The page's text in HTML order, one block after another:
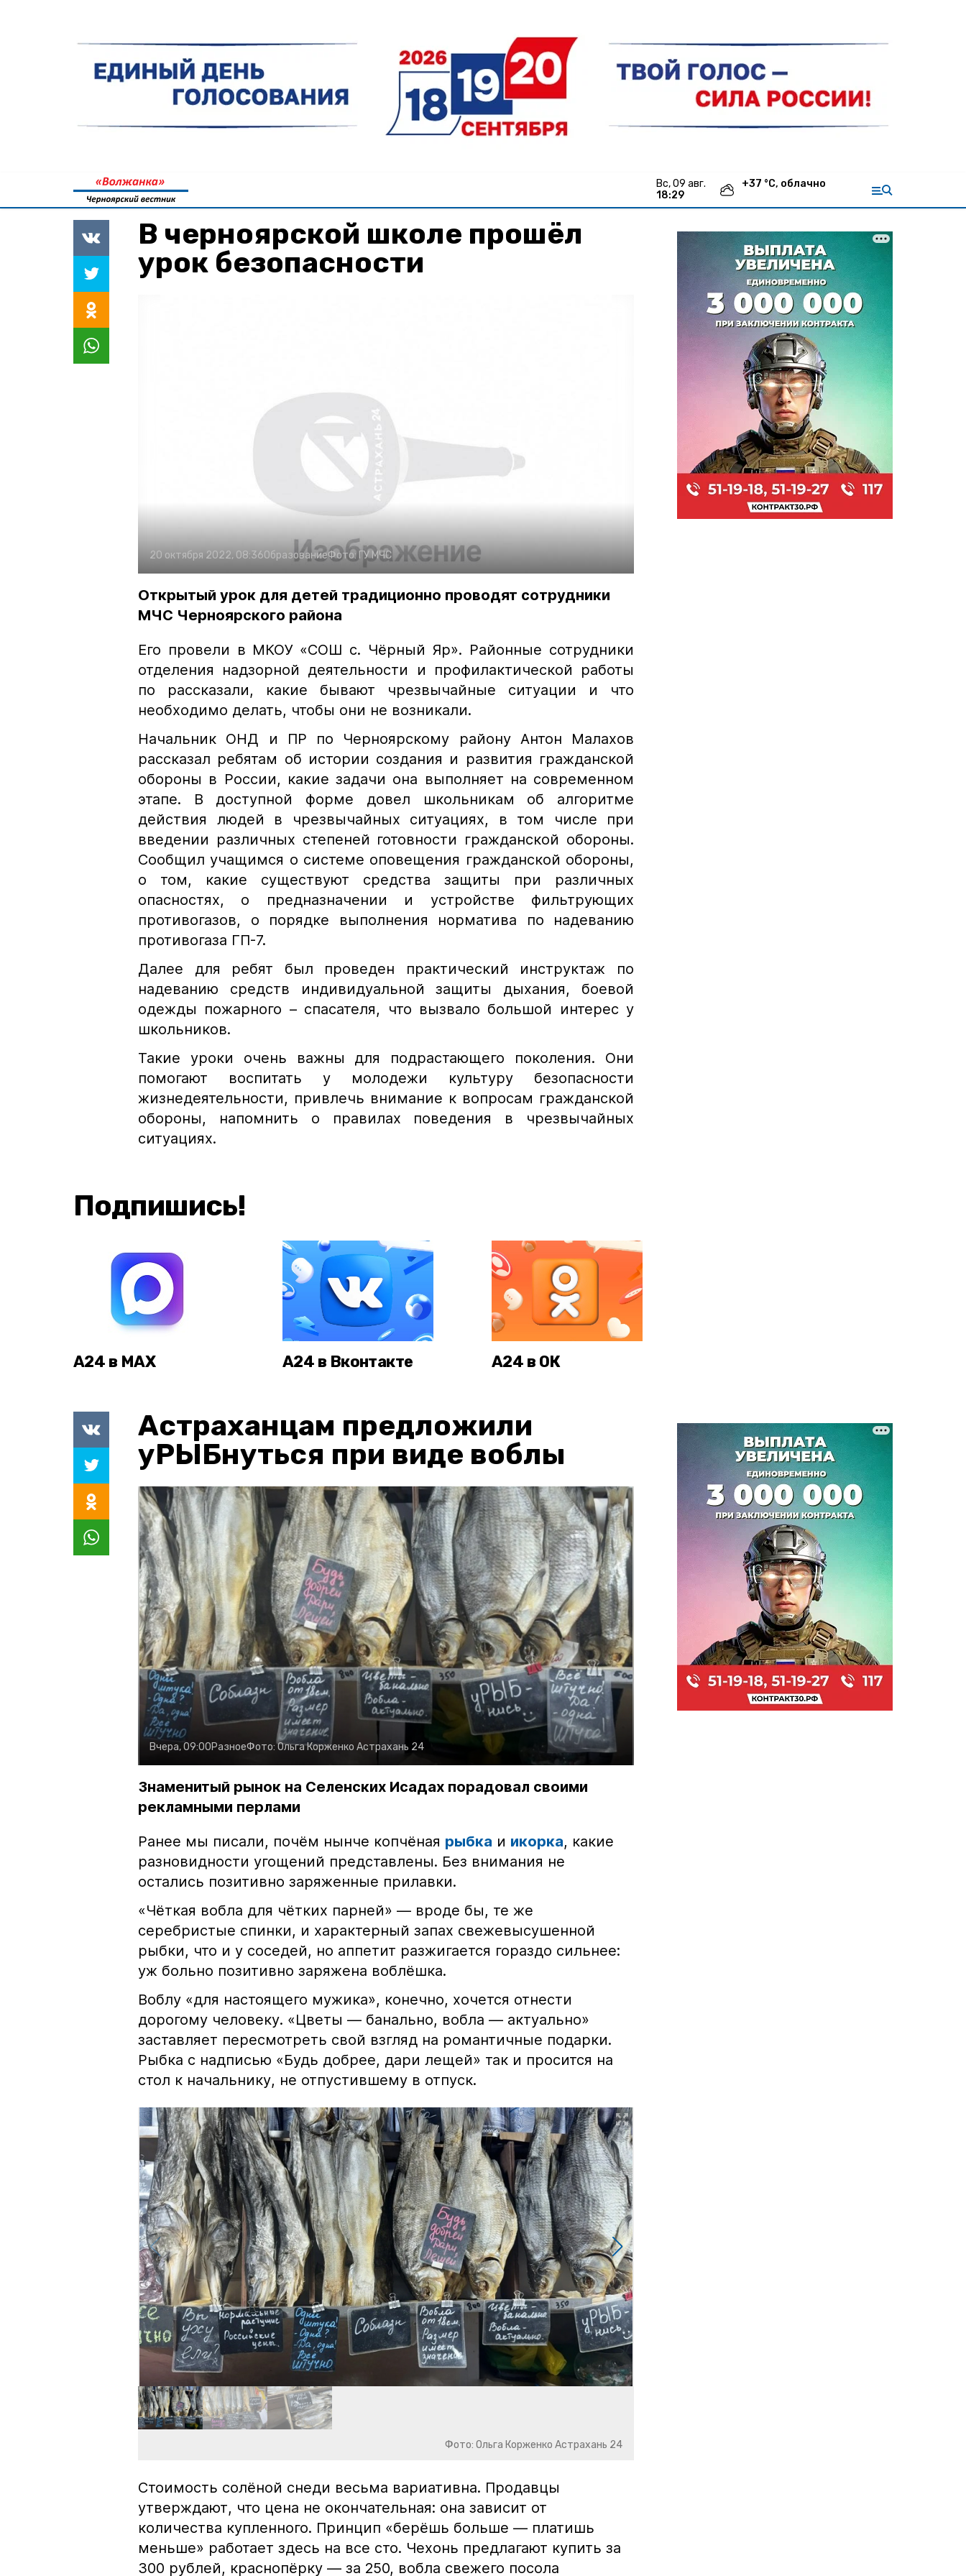
вс, 09 авг.
18:29
+37 °С, облачно
В черноярской школе прошёл
урок безопасности
20 октября 2022, 08:36ОбразованиеФото: ГУ МЧС
Открытый урок для детей традиционно проводят сотрудники
МЧС Черноярского района
Его провели в МКОУ «СОШ с. Чёрный Яр». Районные сотрудники
отделения надзорной деятельности и профилактической работы
по рассказали, какие бывают чрезвычайные ситуации и что
необходимо делать, чтобы они не возникали.
Начальник ОНД и ПР по Черноярскому району Антон Малахов
рассказал ребятам об истории создания и развития гражданской
обороны в России, какие задачи она выполняет на современном
этапе. В доступной форме довел школьникам об алгоритме
действия людей в чрезвычайных ситуациях, в том числе при
введении различных степеней готовности гражданской обороны.
Сообщил учащимся о системе оповещения гражданской обороны,
о том, какие существуют средства защиты при различных
опасностях, о предназначении и устройстве фильтрующих
противогазов, о порядке выполнения норматива по надеванию
противогаза ГП-7.
Далее для ребят был проведен практический инструктаж по
надеванию средств индивидуальной защиты дыхания, боевой
одежды пожарного – спасателя, что вызвало большой интерес у
школьников.
Такие уроки очень важны для подрастающего поколения. Они
помогают воспитать у молодежи культуру безопасности
жизнедеятельности, привлечь внимание к вопросам гражданской
обороны, напомнить о правилах поведения в чрезвычайных
ситуациях.
Подпишись!
А24 в MAX А24 в Вконтакте А24 в ОК
Астраханцам предложили
уРЫБнуться при виде воблы
Вчера, 09:00РазноеФото:Ольга Корженко Астрахань 24
Знаменитый рынок на Селенских Исадах порадовал своими
рекламными перлами
Ранее мы писали, почём нынче копчёная рыбка и икорка, какие
разновидности угощений представлены. Без внимания не
остались позитивно заряженные прилавки.
«Чёткая вобла для чётких парней» — вроде бы, те же
серебристые спинки, и характерный запах свежевысушенной
рыбки, что и у соседей, но аппетит разжигается гораздо сильнее:
уж больно позитивно заряжена воблёшка.
Воблу «для настоящего мужика», конечно, хочется отнести
дорогому человеку. «Цветы — банально, вобла — актуально»
заставляет пересмотреть свой взгляд на романтичные подарки.
Рыбка с надписью «Будь добрее, дари лещей» так и просится на
стол к начальнику, не отпустившему в отпуск.
Фото: Ольга Корженко Астрахань 24
Стоимость солёной снеди весьма вариативна. Продавцы
утверждают, что цена не окончательная: она зависит от
количества купленного. Принцип «берёшь больше — платишь
меньше» работает здесь на все сто. Чехонь предлагают купить за
300 рублей, краснопёрку — за 250, вобла свежего посола